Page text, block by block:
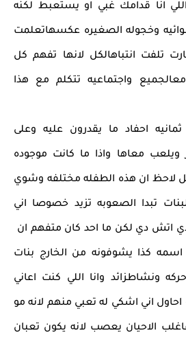
اللي انا قدامك غبي او يستعبط لكنه
وخجوله الصغيره عكسهاتعلمت
تلفت انتباهالكل لانها تفهم كل
واجتماعيه تتكلم مع هذا
احفاد ما يقدرون عليه وعلى
معاها واذا ما كانت موجوده
لاحظ ان هذه الطفله مختلفه وشوي
تبدا الصعوبه تزيد خصوصا اني
اتش دي لكن ما احد كان متفهم ان
كذا يشوفونه من الخارج بنات
ونشاطزائد وانا اللي كنت اعاني
اني اشكي له تعبي منهم لانه مو
الاحيان يعصب لانه يكون تعبان